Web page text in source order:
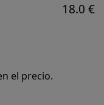
18.0 €
el precio.